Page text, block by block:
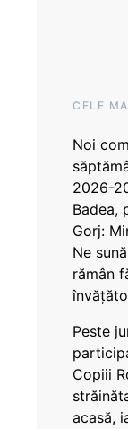
CELE
Noi
2026-
Badea,
Gorj:
Ne
rămân
Peste
Copiii
acasă,